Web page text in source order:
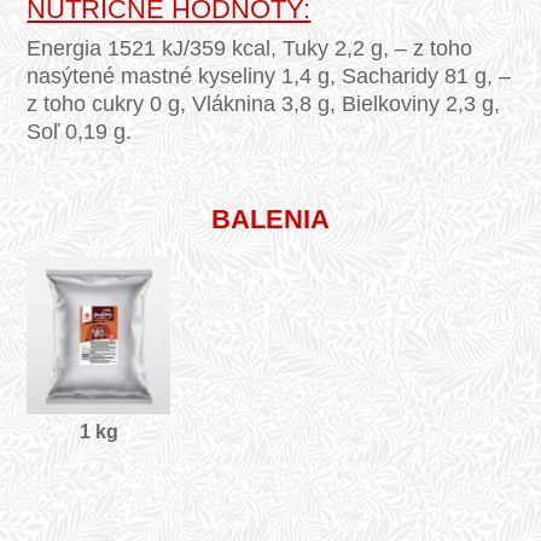
NUTRIČNÉ HODNOTY:
Energia 1521 kJ/359 kcal, Tuky 2,2 g, – z toho
nasýtené mastné kyseliny 1,4 g, Sacharidy 81 g, –
z toho cukry 0 g, Vláknina 3,8 g, Bielkoviny 2,3 g,
Soľ 0,19 g.
BALENIA
1 kg